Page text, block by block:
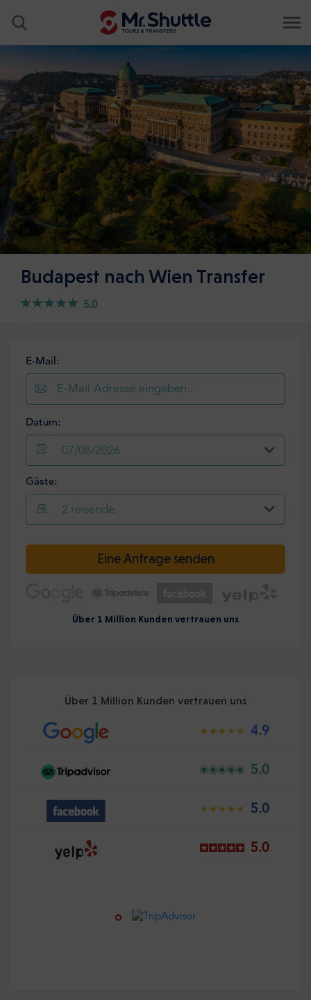
Budapest nach Wien Transfer
5.0
E-Mail:
Datum:
07/08/2026
Gäste:
2 reisende
Eine Anfrage senden
Über 1 Million Kunden vertrauen uns
Über 1 Million Kunden vertrauen uns
4.9
5.0
5.0
5.0